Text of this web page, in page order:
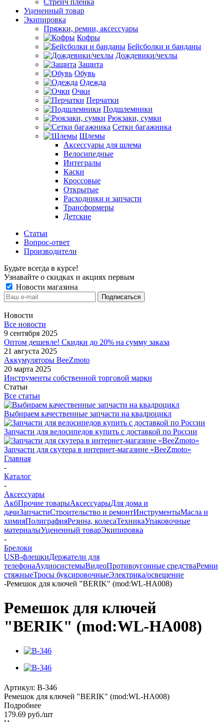
Стрейч пленка
Уцененный товар
Экипировка
Пряжки, ремни, аксессуары
Кофры
Бейсболки и банданы
Дождевики/чехлы
Защита
Обувь
Одежда
Очки
Перчатки
Подшлемники
Рюкзаки, сумки
Сетки багажника
Шлемы
Аксессуары для шлема
Велосипедные
Интегралы
Каски
Кроссовые
Открытые
Расходники и запчасти
Трансформеры
Детские
Статьи
Вопрос-ответ
Производители
Будьте всегда в курсе!
Узнавайте о скидках и акциях первым
Новости магазина
Новости
Все новости
9 сентября 2025
Оптом дешевле! Скидки до 20% на сумму заказа
21 августа 2025
Аккумуляторы BeeZmoto
20 марта 2025
Инструменты собственной торговой марки
Статьи
Все статьи
Выбираем качественные запчасти на квадроцикл
Запчасти для велосипедов купить с доставкой по России
Запчасти для скутера в интернет-магазине «BeeZmoto»
Главная
-
Каталог
-
Аксессуары
АкбПрочие товарыАксессуарыДля дома и
дачиЗапчастиСтроительство и ремонтИнструментыМасла и
химияПолиграфияРезина, колесаТехникаУпаковочные
материалыУцененный товарЭкипировка
-
Брелоки
USB-флешкиДержатели для
телефонаАудиосистемыВидеоПротивоугонные средстваРемни
стяжныеТросы буксировочныеЭлектрика/освещение
-Ремешок для ключей "BERIK" (mod:WL-HA008)
Ремешок для ключей
"BERIK" (mod:WL-HA008)
Артикул: B-346
Ремешок для ключей "BERIK" (mod:WL-HA008)
Подробнее
179.69 руб./шт